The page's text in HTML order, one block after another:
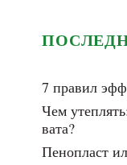
7 правил
Чем
вата?
Пенопласт